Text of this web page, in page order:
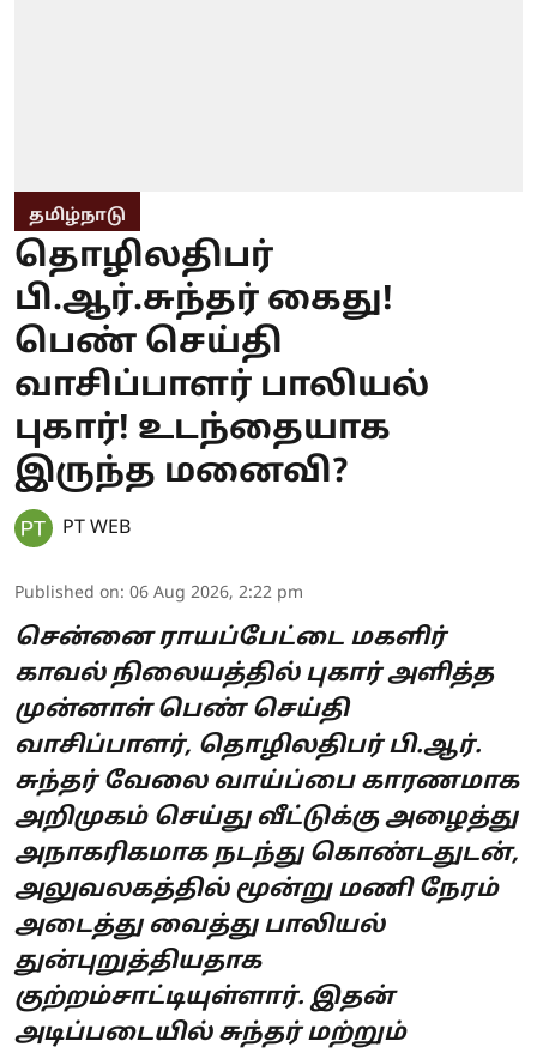
தமிழ்நாடு
தொழிலதிபர்
பி.ஆர்.சுந்தர் கைது!
பெண் செய்தி
வாசிப்பாளர் பாலியல்
புகார்! உடந்தையாக
இருந்த மனைவி?
PT WEB
Published on: 06 Aug 2026, 2:22 pm
சென்னை ராயப்பேட்டை மகளிர்
காவல் நிலையத்தில் புகார் அளித்த
முன்னாள் பெண் செய்தி
வாசிப்பாளர், தொழிலதிபர் பி.ஆர்.
சுந்தர் வேலை வாய்ப்பை காரணமாக
அறிமுகம் செய்து வீட்டுக்கு அழைத்து
அநாகரிகமாக நடந்து கொண்டதுடன்,
அலுவலகத்தில் மூன்று மணி நேரம்
அடைத்து வைத்து பாலியல்
துன்புறுத்தியதாக
குற்றம்சாட்டியுள்ளார். இதன்
அடிப்படையில் சுந்தர் மற்றும்